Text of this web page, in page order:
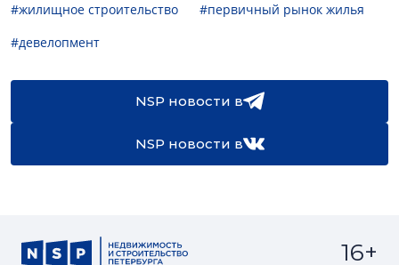
#жилищное строительство
#первичный рынок жилья
#девелопмент
NSP новости в
NSP новости в
16+